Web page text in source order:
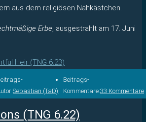
aus dem religiösen Nähkästchen.
Erbe, ausgestrahlt am 17. Juni
Heir (TNG 6.23)
Sebastian (TaD)
Beitrags-
Kommentare:33 Kommentare
(TNG 6.22)